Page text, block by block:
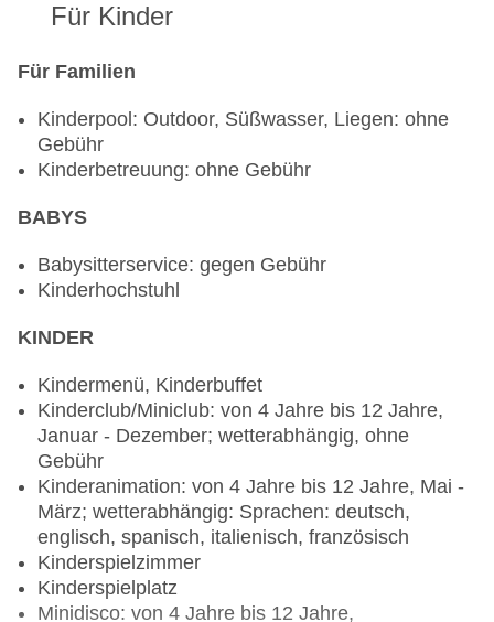
glutenfreie Gerichte: ohne Gebühr, Anfrage
Kinderbuffet, Kindermenü, lactosefreie Gerichte,
Reservierung nicht notwendig, ohne Gebühr,
täglich 07:30 Uhr - 10:30 Uhr, 13:00 Uhr - 15:00
Uhr und 18:30 Uhr - 22:00 Uhr, klimatisierbar, mit
Kleidung erwünscht
Küche: italienisch, glutenfreie Gerichte: gegen
Gebühr, Anfrage & Reservierung notwendig, à la
07:30 Uhr - 10:30 Uhr und 18:30 Uhr - 22:00 Uhr,
klimatisierbar, mit Terrasse, Kinderhochstuhl,
angemessene Kleidung erwünscht
Spezialitätenrestaurant „Gamame Restaurant“:
Küche: asiatisch, glutenfreie Gerichte: ohne
Gebühr, Anfrage & Reservierung notwendig, ohne
Gebühr, täglich 09:00 Uhr - 19:00 Uhr, mit
Terrasse, Kinderhochstuhl
Restaurant „Tanikt food truck“: Küche:
international, glutenfreie Gerichte: Anfrage &
Reservierung notwendig, leichte Gerichte, ohne
Für Kinder
Für Familien
Kinderpool: Outdoor, Süßwasser, Liegen: ohne
Gebühr
Kinderbetreuung: ohne Gebühr
BABYS
Babysitterservice: gegen Gebühr
Kinderhochstuhl
KINDER
Kindermenü, Kinderbuffet
Kinderclub/Miniclub: von 4 Jahre bis 12 Jahre,
Januar - Dezember; wetterabhängig, ohne
Gebühr
Kinderanimation: von 4 Jahre bis 12 Jahre, Mai -
März; wetterabhängig: Sprachen: deutsch,
englisch, spanisch, italienisch, französisch
Kinderspielzimmer
Kinderspielplatz
Minidisco: von 4 Jahre bis 12 Jahre,